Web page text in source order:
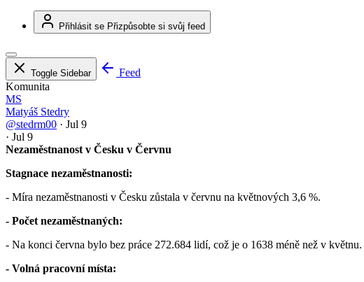
Přihlásit se Přizpůsobte si svůj feed
Toggle Sidebar
Feed
Komunita
MS
Matyáš Stedry
@stedrm00 · Jul 9
· Jul 9
Nezaměstnanost v Česku v Červnu
Stagnace nezaměstnanosti:
- Míra nezaměstnanosti v Česku zůstala v červnu na květnových 3,6 %.
- Počet nezaměstnaných:
- Na konci června bylo bez práce 272.684 lidí, což je o 1638 méně než v květnu.
- Volná pracovní místa: